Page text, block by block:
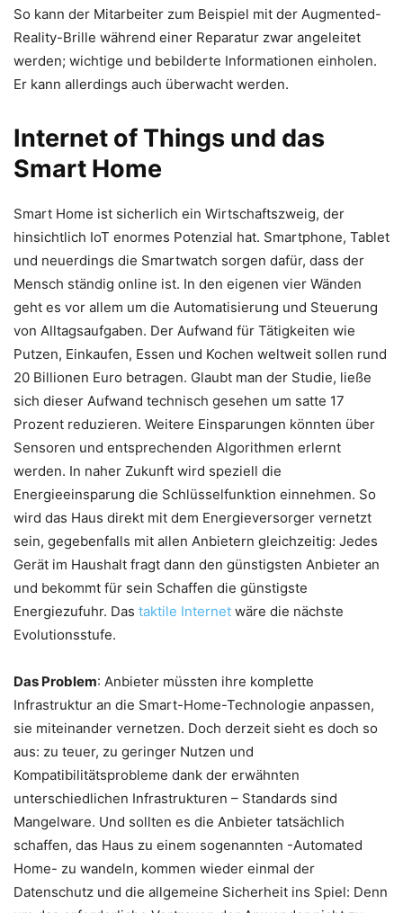
So kann der Mitarbeiter zum Beispiel mit der Augmented-
Reality-Brille während einer Reparatur zwar angeleitet
werden; wichtige und bebilderte Informationen einholen.
Er kann allerdings auch überwacht werden.
Internet of Things und das
Smart Home
Smart Home ist sicherlich ein Wirtschaftszweig, der
hinsichtlich IoT enormes Potenzial hat. Smartphone, Tablet
und neuerdings die Smartwatch sorgen dafür, dass der
Mensch ständig online ist. In den eigenen vier Wänden
geht es vor allem um die Automatisierung und Steuerung
von Alltagsaufgaben. Der Aufwand für Tätigkeiten wie
Putzen, Einkaufen, Essen und Kochen weltweit sollen rund
20 Billionen Euro betragen. Glaubt man der Studie, ließe
sich dieser Aufwand technisch gesehen um satte 17
Prozent reduzieren. Weitere Einsparungen könnten über
Sensoren und entsprechenden Algorithmen erlernt
werden. In naher Zukunft wird speziell die
Energieeinsparung die Schlüsselfunktion einnehmen. So
wird das Haus direkt mit dem Energieversorger vernetzt
sein, gegebenfalls mit allen Anbietern gleichzeitig: Jedes
Gerät im Haushalt fragt dann den günstigsten Anbieter an
und bekommt für sein Schaffen die günstigste
Energiezufuhr. Das taktile Internet wäre die nächste
Evolutionsstufe.
Das Problem: Anbieter müssten ihre komplette
Infrastruktur an die Smart-Home-Technologie anpassen,
sie miteinander vernetzen. Doch derzeit sieht es doch so
aus: zu teuer, zu geringer Nutzen und
Kompatibilitätsprobleme dank der erwähnten
unterschiedlichen Infrastrukturen – Standards sind
Mangelware. Und sollten es die Anbieter tatsächlich
schaffen, das Haus zu einem sogenannten -Automated
Home- zu wandeln, kommen wieder einmal der
Datenschutz und die allgemeine Sicherheit ins Spiel: Denn